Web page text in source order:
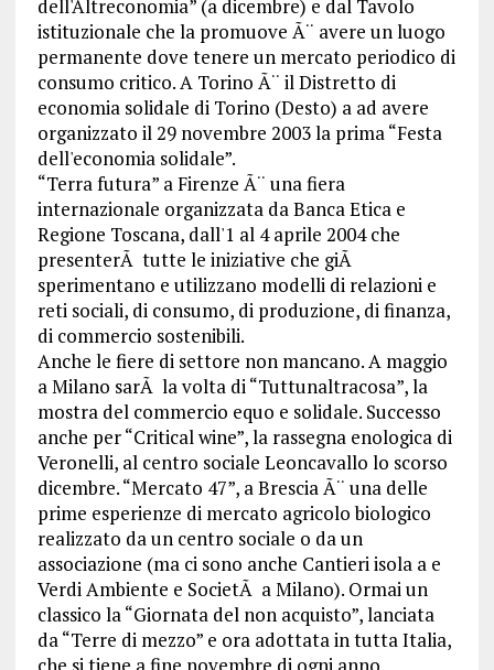
dell'Altreconomia” (a dicembre) e dal Tavolo
istituzionale che la promuove Ã¨ avere un luogo
permanente dove tenere un mercato periodico di
consumo critico. A Torino Ã¨ il Distretto di
economia solidale di Torino (Desto) a ad avere
organizzato il 29 novembre 2003 la prima “Festa
dell'economia solidale”.
“Terra futura” a Firenze Ã¨ una fiera
internazionale organizzata da Banca Etica e
Regione Toscana, dall'1 al 4 aprile 2004 che
presenterÃ tutte le iniziative che giÃ
sperimentano e utilizzano modelli di relazioni e
reti sociali, di consumo, di produzione, di finanza,
di commercio sostenibili.
Anche le fiere di settore non mancano. A maggio
a Milano sarÃ la volta di “Tuttunaltracosa”, la
mostra del commercio equo e solidale. Successo
anche per “Critical wine”, la rassegna enologica di
Veronelli, al centro sociale Leoncavallo lo scorso
dicembre. “Mercato 47”, a Brescia Ã¨ una delle
prime esperienze di mercato agricolo biologico
realizzato da un centro sociale o da un
associazione (ma ci sono anche Cantieri isola a e
Verdi Ambiente e SocietÃ a Milano). Ormai un
classico la “Giornata del non acquisto”, lanciata
da “Terre di mezzo” e ora adottata in tutta Italia,
che si tiene a fine novembre di ogni anno.